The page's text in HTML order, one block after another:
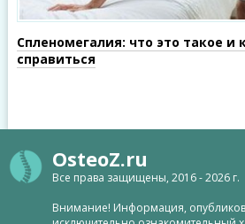
Спленомегалия: что это такое и
справиться
OsteoZ.ru
Все права защищены, 2016 - 2026 г.
Внимание! Информация,